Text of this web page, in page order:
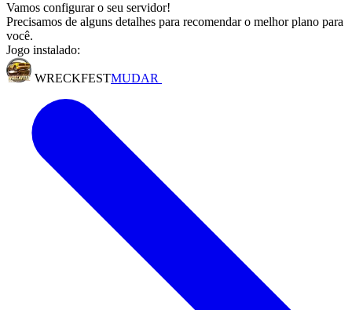
Vamos configurar o seu servidor!
Precisamos de alguns detalhes para recomendar o melhor plano para
você.
Jogo instalado:
WRECKFESTMUDAR